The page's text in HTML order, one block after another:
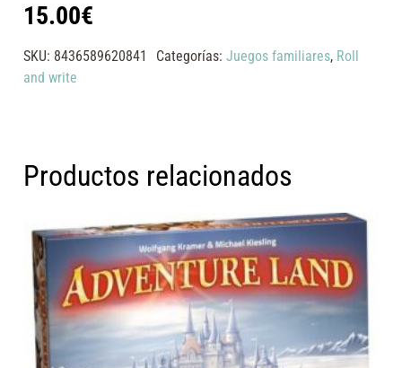
15.00€
SKU: 8436589620841 Categorías: Juegos familiares, Roll
and write
Productos relacionados